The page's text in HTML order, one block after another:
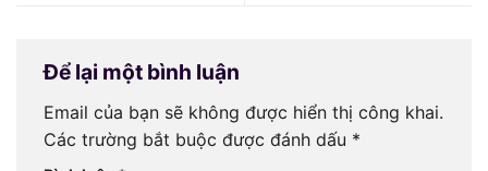
Để lại một bình luận
Email của bạn sẽ không được hiển thị công khai.
Các trường bắt buộc được đánh dấu *